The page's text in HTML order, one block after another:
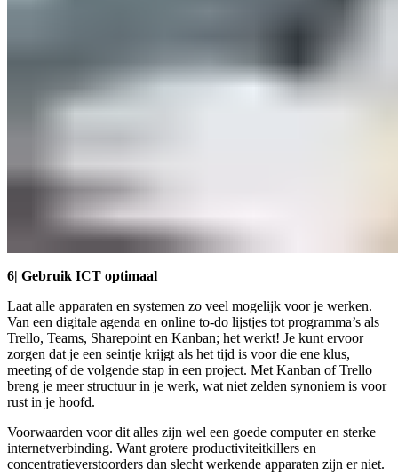
6| Gebruik ICT optimaal
Laat alle apparaten en systemen zo veel mogelijk voor je werken.
Van een digitale agenda en online to-do lijstjes tot programma’s als
Trello, Teams, Sharepoint en Kanban; het werkt! Je kunt ervoor
zorgen dat je een seintje krijgt als het tijd is voor die ene klus,
meeting of de volgende stap in een project. Met Kanban of Trello
breng je meer structuur in je werk, wat niet zelden synoniem is voor
rust in je hoofd.
Voorwaarden voor dit alles zijn wel een goede computer en sterke
internetverbinding. Want grotere productiviteitkillers en
concentratieverstoorders dan slecht werkende apparaten zijn er niet.